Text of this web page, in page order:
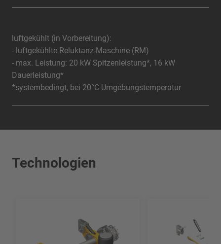
luftgekühlt (in Vorbereitung):
- luftgekühlte Reluktanz-Maschine (RM)
- max. Leistung: 20 kW Spitzenleistung*, 16 kW
Dauerleistung*
*systembedingt, bei 20°C Umgebungstemperatur
Technologien